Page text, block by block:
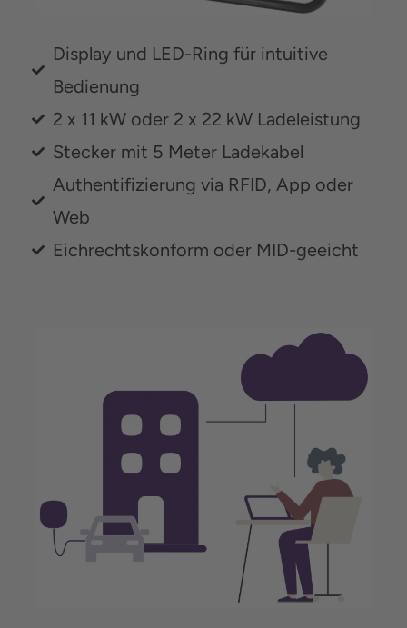
Display und LED-Ring für intuitive
Bedienung
2 x 11 kW oder 2 x 22 kW Ladeleistung
Stecker mit 5 Meter Ladekabel
Authentifizierung via RFID, App oder
Web
Eichrechtskonform oder MID-geeicht